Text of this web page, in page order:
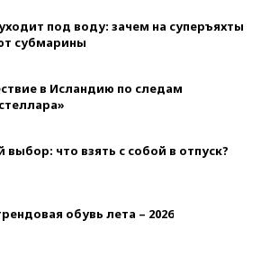
под воду: зачем на суперъяхты
субмарины
в Исландию по следам
что взять с собой в отпуск?
обувь лета – 2026